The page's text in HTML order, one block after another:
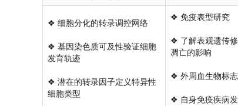
❖ 细胞分化的转录调控网络
❖ 基因染色质可及性验证细胞
发育轨迹
❖ 潜在的转录因子定义特异性
细胞类型
❖ 免疫表型研究
❖ 了解表观遗传
凋亡的影响
❖ 外周血生物标
❖ 自身免疫疾病